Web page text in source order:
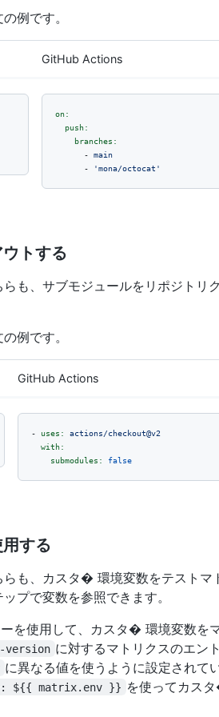
例です。
GitHub Actions
on:
push:
branches:
- main
-
'mona/octocat'
トする
も、サブモジュールをリポジトリ
例です。
GitHub Actions
- uses:
actions/checkout@v2
with:
submodules:
false
する
も、カスタ� 環境変数をテストマ
プで変数を参照できます。
を使用して、カスタ� 環境変数を
version に対するマトリクスのエン
に異なる値を使うように設定されて
${{ matrix.env }} を使ってカス